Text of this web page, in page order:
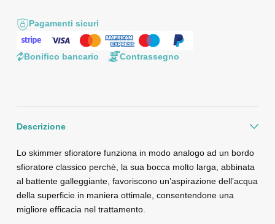
Pagamenti sicuri
Bonifico bancario Contrassegno
Descrizione
Lo skimmer sfioratore funziona in modo analogo ad un bordo
sfioratore classico perchè, la sua bocca molto larga, abbinata
al battente galleggiante, favoriscono un’aspirazione dell’acqua
della superficie in maniera ottimale, consentendone una
migliore efficacia nel trattamento.